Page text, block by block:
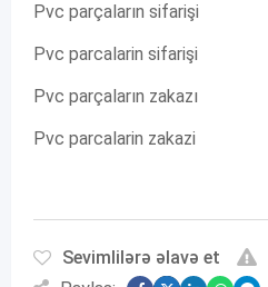
Pvc parçaların sifarişi
Pvc parcalarin sifarişi
Pvc parçaların zakazı
Pvc parcalarin zakazi
Sevimlilərə əlavə et